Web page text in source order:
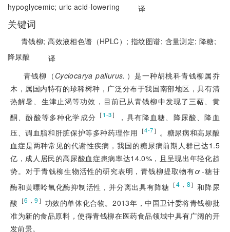
hypoglycemic; uric acid-lowering 译
关键词
青钱柳;高效液相色谱（HPLC）; 指纹图谱; 含量测定;降糖;
降尿酸
译
青钱柳（ Cyclocarya paliurus. ）是一种胡桃科青钱柳属乔
木，属国内特有的珍稀树种，广泛分布于我国南部地区，具有清
热解暑、生津止渴等功效，目前已从青钱柳中发现了三萜、黄
酮、酚酸等多种化学成分 ［ 1-3］
，具有降血糖、降尿酸、降血
压、调血脂和肝脏保护等多种药理作用 ［4-7］ 。糖尿病和高尿酸
血症是两种常见的代谢性疾病，我国的糖尿病前期人群已达1.5
亿，成人居民的高尿酸血症患病率达14.0%，且呈现出年轻化趋
势。对于青钱柳生物活性的研究表明，青钱柳提取物有α-糖苷
酶和黄嘌呤氧化酶抑制活性，并分离出具有降糖 ［4 ， 8］和降尿
酸 ［6 ，9 ］ 功效的单体化合物。2013年，中国卫计委将青钱柳批
准为新的食品原料，使得青钱柳在医药食品领域中具有广阔的开
发前景。